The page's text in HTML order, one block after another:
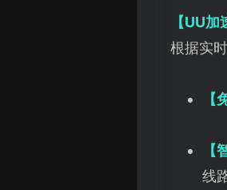
【UU加
根据实
【
【
线